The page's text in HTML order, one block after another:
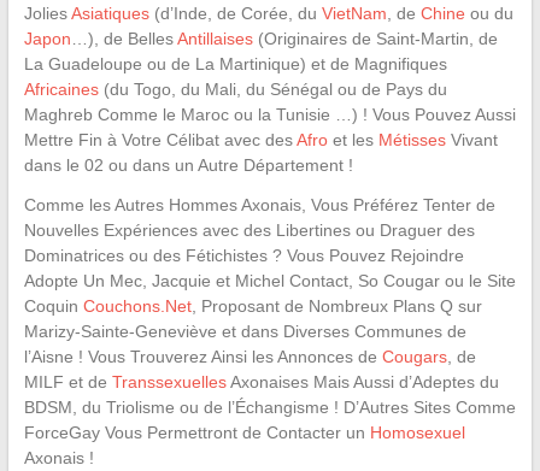
JoliesAsiatiques(d’Inde, de Corée, du VietNam , de Chine ou du
Japon …), de BellesAntillaises(Originaires de Saint-Martin, de
La Guadeloupe ou de La Martinique) et de Magnifiques
Africaines(du Togo, du Mali, du Sénégal ou de Pays du
Maghreb Comme le Maroc ou la Tunisie …) ! Vous Pouvez Aussi
Mettre Fin à Votre Célibat avec desAfroet les MétissesVivant
dans le 02 ou dans un Autre Département !
Comme les Autres Hommes Axonais, Vous Préférez Tenter de
Nouvelles Expériences avec des Libertines ou Draguer des
Dominatrices ou des Fétichistes ? Vous Pouvez Rejoindre
Adopte Un Mec, Jacquie et Michel Contact, So Cougar ou le Site
Coquin Couchons.Net, Proposant de Nombreux Plans Q sur
Marizy-Sainte-Geneviève et dans Diverses Communes de
l’Aisne ! Vous Trouverez Ainsi les Annonces de Cougars, de
MILF et de TranssexuellesAxonaises Mais Aussi d’Adeptes du
BDSM, du Triolisme ou de l’Échangisme ! D’Autres Sites Comme
ForceGay Vous Permettront de Contacter un Homosexuel
Axonais !